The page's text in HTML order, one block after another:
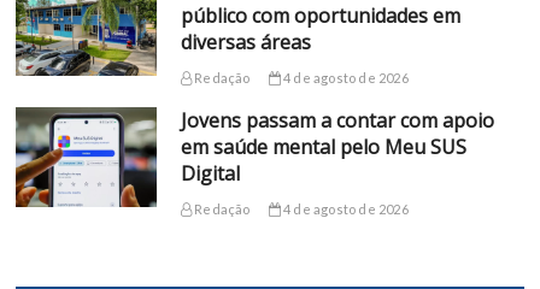
público com oportunidades em
diversas áreas
Redação 4 de agosto de 2026
Jovens passam a contar com apoio
em saúde mental pelo Meu SUS
Digital
Redação 4 de agosto de 2026